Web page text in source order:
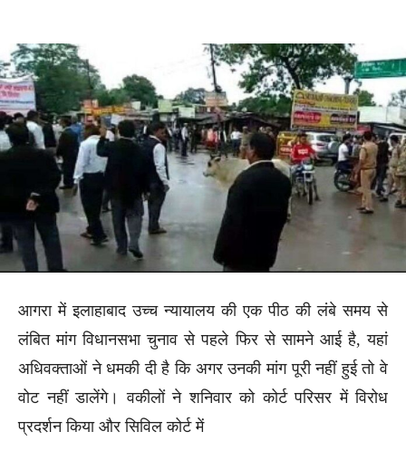
आगरा में इलाहाबाद उच्च न्यायालय की एक पीठ की लंबे समय से
लंबित मांग विधानसभा चुनाव से पहले फिर से सामने आई है, यहां
अधिवक्ताओं ने धमकी दी है कि अगर उनकी मांग पूरी नहीं हुई तो वे
वोट नहीं डालेंगे। वकीलों ने शनिवार को कोर्ट परिसर में विरोध
प्रदर्शन किया और सिविल कोर्ट में